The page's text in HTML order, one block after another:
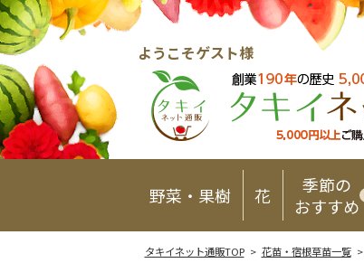
ようこそゲスト様
野菜・果樹 花
季節の
おすすめ
タキイネット通販TOP> 花苗・宿根草苗一覧>